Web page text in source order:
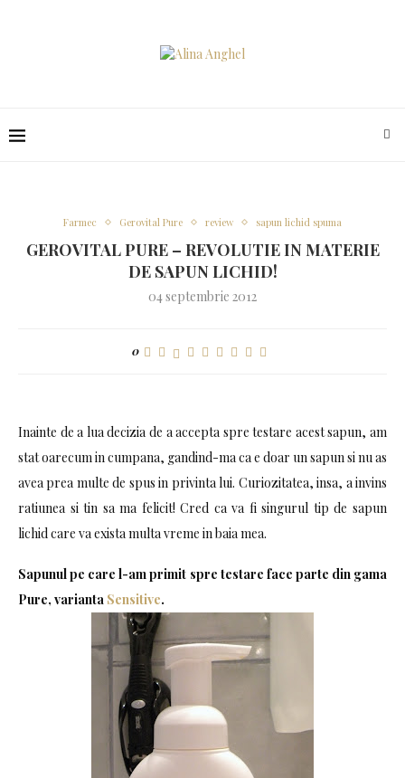
Farmec Gerovital Pure review sapun lichid spuma
GEROVITAL PURE – REVOLUTIE IN MATERIE
DE SAPUN LICHID!
04 septembrie 2012
0
Inainte de a lua decizia de a accepta spre testare acest sapun, am
stat oarecum in cumpana, gandind-ma ca e doar un sapun si nu as
avea prea multe de spus in privinta lui. Curiozitatea, insa, a invins
ratiunea si tin sa ma felicit! Cred ca va fi singurul tip de sapun
lichid care va exista multa vreme in baia mea.
Sapunul pe care l-am primit spre testare face parte din gama
Pure, varianta Sensitive.